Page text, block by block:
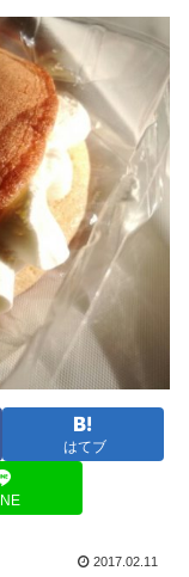
はてブ
2017.02.11